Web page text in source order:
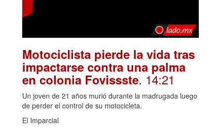
Motociclista pierde la vida tras
impactarse contra una palma
en colonia Fovissste. 14:21
Un joven de 21 años murió durante la madrugada luego
de perder el control de su motocicleta.
El Imparcial